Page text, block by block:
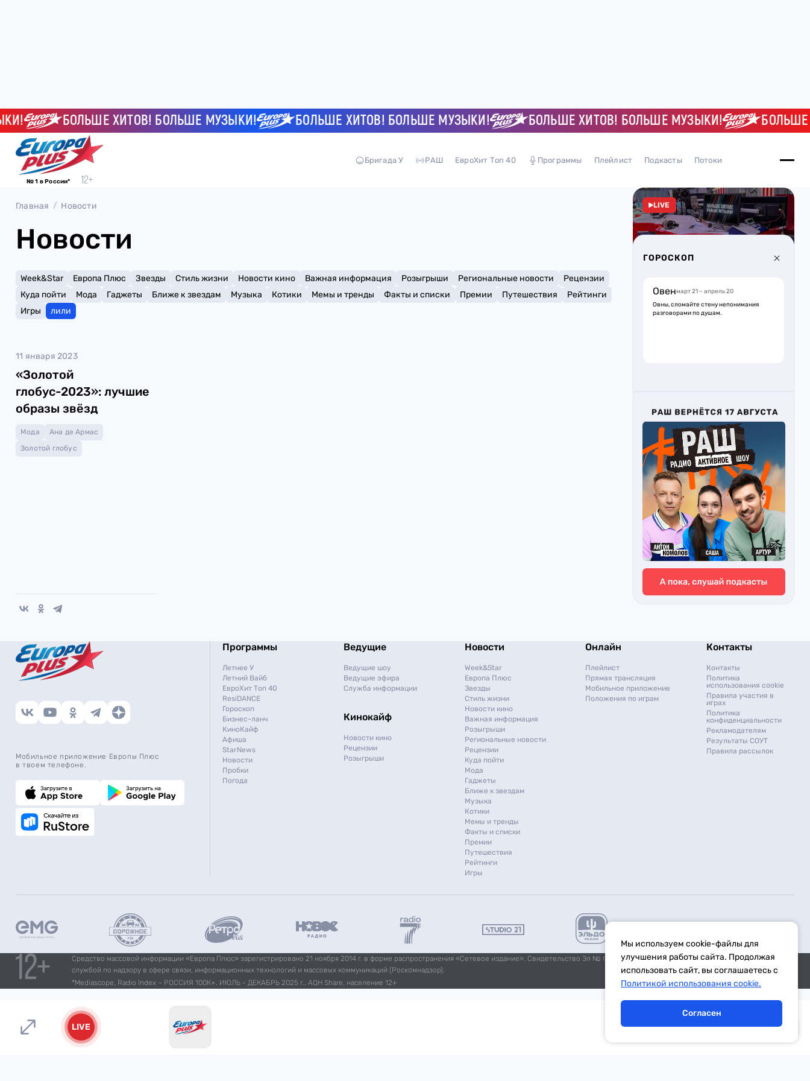
БОЛЬШЕ ХИТОВ! БОЛЬШЕ МУЗЫКИ! БОЛЬШЕ ХИТОВ! БОЛЬШЕ МУЗЫКИ! БОЛЬШЕ ХИТОВ! БОЛЬШЕ МУЗЫКИ! БОЛЬШЕ
№ 1 в России*
Бригада У РАШ ЕвроХит Топ 40 Программы Плейлист Подкасты Потоки
Главная Новости
Новости
Week&Star Европа Плюс Звезды Стиль жизни Новости кино Важная информация Розыгрыши Региональные новости
Рецензии
Куда пойти
Мода Гаджеты Ближе к звездам Музыка Котики Мемы и тренды Факты и списки Премии Путешествия
Рейтинги
Игры
лили
11 января 2023
«Золотой
глобус-2023»: лучшие
образы звёзд
Мода
Ана де Армас
Золотой глобус
LIVE
ГОРОСКОП
Овенмарт 21 – апрель 20
Овны, сломайте стену непонимания
разговорами по душам.
Мобильное приложение Европы Плюс
в твоем телефоне.
Программы
Летнее У
Летний Вайб
ЕвроХит Топ 40
ResiDANCE
Гороскоп
Бизнес-ланч
КиноКайф
Афиша
StarNews
Новости
Пробки
Погода
Ведущие
Ведущие шоу
Ведущие эфира
Служба информации
Кинокайф
Новости кино
Рецензии
Розыгрыши
Новости
Week&Star
Европа Плюс
Звезды
Стиль жизни
Новости кино
Важная информация
Розыгрыши
Региональные новости
Рецензии
Куда пойти
Мода
Гаджеты
Ближе к звездам
Музыка
Котики
Мемы и тренды
Факты и списки
Премии
Путешествия
Рейтинги
Игры
Онлайн
Плейлист
Прямая трансляция
Мобильное приложение
Положения по играм
Контакты
Контакты
Политика
использования cookie
Правила участия в
играх
Политика
конфиденциальности
Рекламодателям
Результаты СОУТ
Правила рассылок
Средство массовой информации «Европа Плюс» зарегистрировано 21 ноября 2014 г. в форме распространения «Сетевое издание». Свидетельство Эл № ФС77-59972 от 21.11.2014 выдано Федеральной
службой по надзору в сфере связи, информационных технологий и массовых коммуникаций (Роскомнадзор).
*Mediascope, Radio Index – РОССИЯ 100К+, ИЮЛЬ - ДЕКАБРЬ 2025 г., AQH Share, население 12+
LIVE
Мы используем cookie-файлы для
улучшения работы сайта. Продолжая
использовать сайт, вы соглашаетесь с
Политикой использования cookie.
Согласен